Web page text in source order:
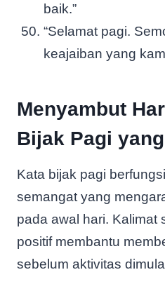
baik.”
“Selamat pagi.
keajaiban yang
Menyambut
Bijak Pagi
Kata bijak pagi
semangat yang
pada awal hari. Kalimat
positif membantu
sebelum aktivitas